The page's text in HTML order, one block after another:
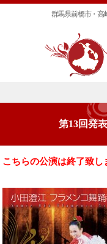
群馬県前橋市・高
第13回発
こちらの公演は終了致し